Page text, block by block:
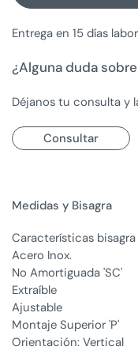
Entrega en 15 días
¿Alguna duda
Déjanos tu consulta y
Consultar
Medidas y Bisagra
Características
Acero Inox.
No Amortiguada 'SC'
Extraíble
Ajustable
Montaje Superior 'P'
Orientación: Vertical